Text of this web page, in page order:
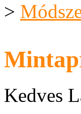
>
Kedves